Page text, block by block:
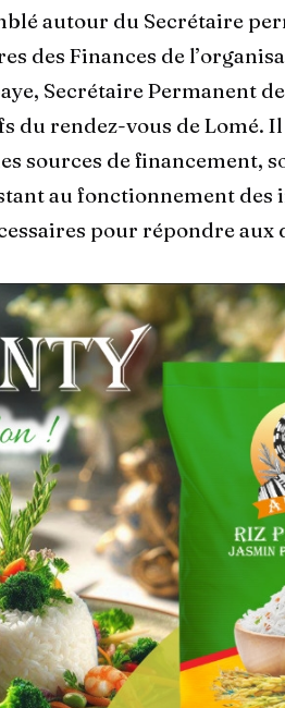
autour du Secrétaire
des Finances de
Secrétaire Permanent de
du rendez-vous de Lomé.
sources de financement,
au fonctionnement des
pour répondre aux